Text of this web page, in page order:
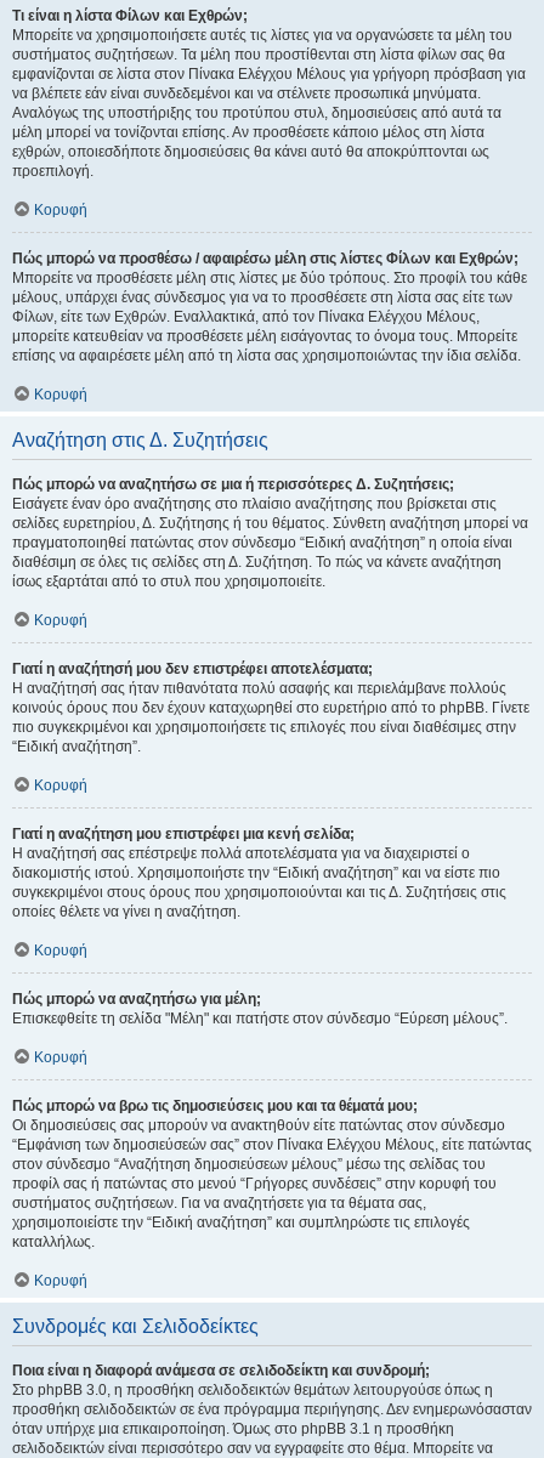
Τι είναι η λίστα Φίλων και Εχθρών;
Μπορείτε να χρησιμοποιήσετε αυτές τις λίστες για να οργανώσετε τα μέλη του
συστήματος συζητήσεων. Τα μέλη που προστίθενται στη λίστα φίλων σας θα
εμφανίζονται σε λίστα στον Πίνακα Ελέγχου Μέλους για γρήγορη πρόσβαση για
να βλέπετε εάν είναι συνδεδεμένοι και να στέλνετε προσωπικά μηνύματα.
Αναλόγως της υποστήριξης του προτύπου στυλ, δημοσιεύσεις από αυτά τα
μέλη μπορεί να τονίζονται επίσης. Αν προσθέσετε κάποιο μέλος στη λίστα
εχθρών, οποιεσδήποτε δημοσιεύσεις θα κάνει αυτό θα αποκρύπτονται ως
προεπιλογή.
Κορυφή
Πώς μπορώ να προσθέσω / αφαιρέσω μέλη στις λίστες Φίλων και Εχθρών;
Μπορείτε να προσθέσετε μέλη στις λίστες με δύο τρόπους. Στο προφίλ του κάθε
μέλους, υπάρχει ένας σύνδεσμος για να το προσθέσετε στη λίστα σας είτε των
Φίλων, είτε των Εχθρών. Εναλλακτικά, από τον Πίνακα Ελέγχου Μέλους,
μπορείτε κατευθείαν να προσθέσετε μέλη εισάγοντας το όνομα τους. Μπορείτε
επίσης να αφαιρέσετε μέλη από τη λίστα σας χρησιμοποιώντας την ίδια σελίδα.
Κορυφή
Αναζήτηση στις Δ. Συζητήσεις
Πώς μπορώ να αναζητήσω σε μια ή περισσότερες Δ. Συζητήσεις;
Εισάγετε έναν όρο αναζήτησης στο πλαίσιο αναζήτησης που βρίσκεται στις
σελίδες ευρετηρίου, Δ. Συζήτησης ή του θέματος. Σύνθετη αναζήτηση μπορεί να
πραγματοποιηθεί πατώντας στον σύνδεσμο “Ειδική αναζήτηση” η οποία είναι
διαθέσιμη σε όλες τις σελίδες στη Δ. Συζήτηση. Το πώς να κάνετε αναζήτηση
ίσως εξαρτάται από το στυλ που χρησιμοποιείτε.
Κορυφή
Γιατί η αναζήτησή μου δεν επιστρέφει αποτελέσματα;
Η αναζήτησή σας ήταν πιθανότατα πολύ ασαφής και περιελάμβανε πολλούς
κοινούς όρους που δεν έχουν καταχωρηθεί στο ευρετήριο από το phpBB. Γίνετε
πιο συγκεκριμένοι και χρησιμοποιήσετε τις επιλογές που είναι διαθέσιμες στην
“Ειδική αναζήτηση”.
Κορυφή
Γιατί η αναζήτηση μου επιστρέφει μια κενή σελίδα;
Η αναζήτησή σας επέστρεψε πολλά αποτελέσματα για να διαχειριστεί ο
διακομιστής ιστού. Χρησιμοποιήστε την “Ειδική αναζήτηση” και να είστε πιο
συγκεκριμένοι στους όρους που χρησιμοποιούνται και τις Δ. Συζητήσεις στις
οποίες θέλετε να γίνει η αναζήτηση.
Κορυφή
Πώς μπορώ να αναζητήσω για μέλη;
Επισκεφθείτε τη σελίδα "Μέλη" και πατήστε στον σύνδεσμο “Εύρεση μέλους”.
Κορυφή
Πώς μπορώ να βρω τις δημοσιεύσεις μου και τα θέματά μου;
Οι δημοσιεύσεις σας μπορούν να ανακτηθούν είτε πατώντας στον σύνδεσμο
“Εμφάνιση των δημοσιεύσεών σας” στον Πίνακα Ελέγχου Μέλους, είτε πατώντας
στον σύνδεσμο “Αναζήτηση δημοσιεύσεων μέλους” μέσω της σελίδας του
προφίλ σας ή πατώντας στο μενού “Γρήγορες συνδέσεις” στην κορυφή του
συστήματος συζητήσεων. Για να αναζητήσετε για τα θέματα σας,
χρησιμοποιείστε την “Ειδική αναζήτηση” και συμπληρώστε τις επιλογές
καταλλήλως.
Κορυφή
Συνδρομές και Σελιδοδείκτες
Ποια είναι η διαφορά ανάμεσα σε σελιδοδείκτη και συνδρομή;
Στο phpBB 3.0, η προσθήκη σελιδοδεικτών θεμάτων λειτουργούσε όπως η
προσθήκη σελιδοδεικτών σε ένα πρόγραμμα περιήγησης. Δεν ενημερωνόσασταν
όταν υπήρχε μια επικαιροποίηση. Όμως στο phpBB 3.1 η προσθήκη
σελιδοδεικτών είναι περισσότερο σαν να εγγραφείτε στο θέμα. Μπορείτε να